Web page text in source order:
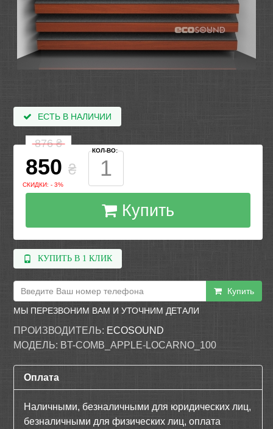
ЕСТЬ В НАЛИЧИИ
876₴
850 ₴
СКИДКИ: - 3%
КОЛ-ВО:
Купить
КУПИТЬ В 1 КЛИК
Купить
МЫ ПЕРЕЗВОНИМ ВАМ И УТОЧНИМ ДЕТАЛИ
ПРОИЗВОДИТЕЛЬ: ECOSOUND
МОДЕЛЬ: BT-COMB_APPLE-LOCARNO_100
Оплата
Наличными, безналичными для юридических лиц,
безналичными для физических лиц, оплата